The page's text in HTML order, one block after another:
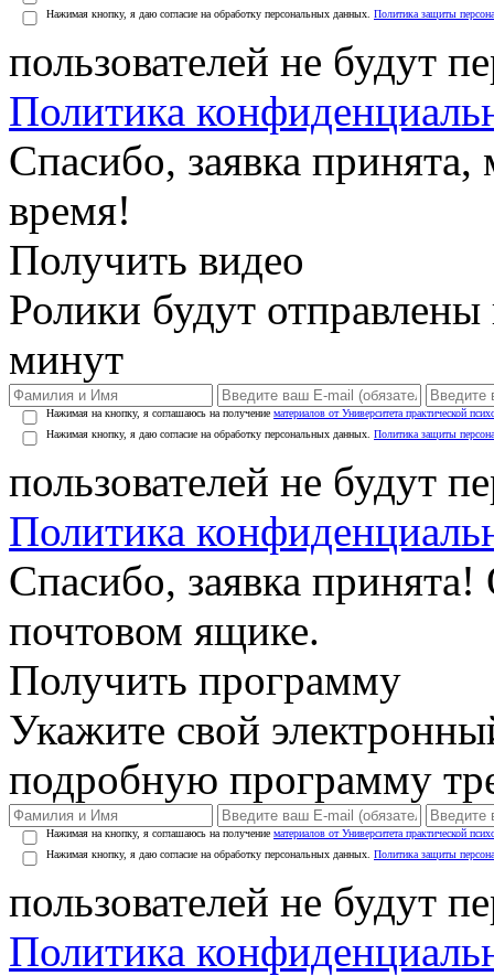
Нажимая кнопку, я даю согласие на обработку персональных данных. Политика защиты
пользователей не будут
Политика
Спасибо, заявка
время!
Получить видео
Ролики будут
минут
Нажимая на кнопку, я соглашаюсь на получение материалов от Университета практической
Нажимая кнопку, я даю согласие на обработку персональных данных. Политика защиты
пользователей не будут
Политика
Спасибо, заявка
почтовом ящике.
Получить программу
Укажите свой
подробную программу
Нажимая на кнопку, я соглашаюсь на получение материалов от Университета практической
Нажимая кнопку, я даю согласие на обработку персональных данных. Политика защиты
пользователей не будут
Политика